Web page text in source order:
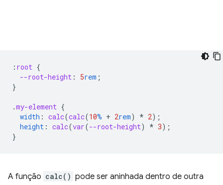
: root {
--root-height : 5rem ;
}
.my-element {
width : calc(calc(10% + 2rem) * 2);
height : calc(var(--root-height) * 3);
}
A função calc() pode ser aninhada dentro de outra